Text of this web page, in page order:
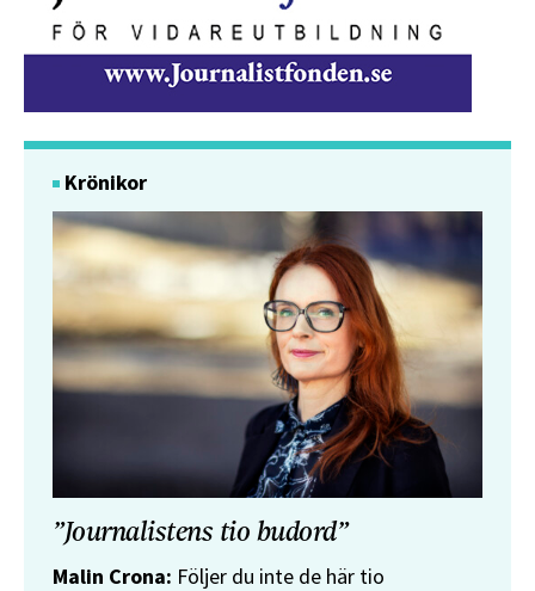
Krönikor
”Journalistens tio budord”
Malin Crona: Följer du inte de här tio